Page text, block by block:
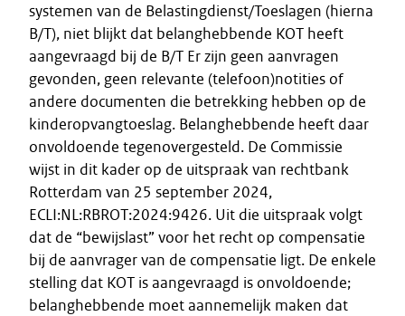
systemen van de Belastingdienst/Toeslagen (hierna
B/T), niet blijkt dat belanghebbende KOT heeft
aangevraagd bij de B/T Er zijn geen aanvragen
gevonden, geen relevante (telefoon)notities of
andere documenten die betrekking hebben op de
kinderopvangtoeslag. Belanghebbende heeft daar
onvoldoende tegenovergesteld. De Commissie
wijst in dit kader op de uitspraak van rechtbank
Rotterdam van 25 september 2024,
ECLI:NL:RBROT:2024:9426. Uit die uitspraak volgt
dat de “bewijslast” voor het recht op compensatie
bij de aanvrager van de compensatie ligt. De enkele
stelling dat KOT is aangevraagd is onvoldoende;
belanghebbende moet aannemelijk maken dat